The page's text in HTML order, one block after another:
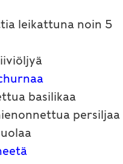
leikattuna noin 5
basilikaa
persiljaa